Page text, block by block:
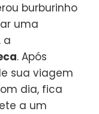
burburinho
uma
a
. Após
sua viagem
dia, fica
a um